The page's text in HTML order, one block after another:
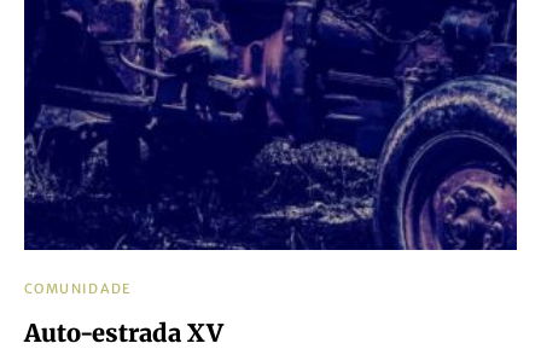
COMUNIDADE
Auto-estrada XV